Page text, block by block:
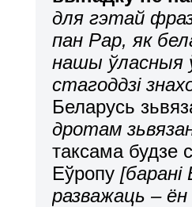
для гэтай
пан Рар, як
нашы ўласныя
стагоддзі
Беларусь
дротам
таксама будзе
Еўропу
разважаць –